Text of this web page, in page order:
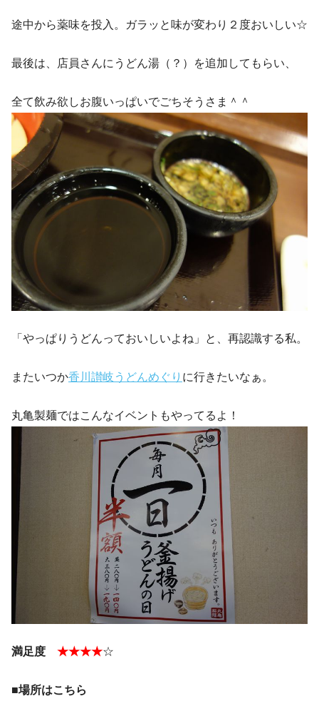
途中から薬味を投入。ガラッと味が変わり２度おいしい☆
最後は、店員さんにうどん湯（？）を追加してもらい、
全て飲み欲しお腹いっぱいでごちそうさま＾＾
「やっぱりうどんっておいしいよね」と、再認識する私。
またいつか香川讃岐うどんめぐり に行きたいなぁ。
丸亀製麺ではこんなイベントもやってるよ！
満足度 ★★★★☆
■場所はこちら